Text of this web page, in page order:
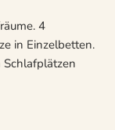
4
in Einzelbetten.
Schlafplätzen